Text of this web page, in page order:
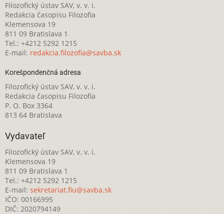
Filozofický ústav SAV, v. v. i.
Redakcia časopisu Filozofia
Klemensova 19
811 09 Bratislava 1
Tel.: +4212 5292 1215
E-mail: redakcia.filozofia@savba.sk
Korešpondenčná adresa
Filozofický ústav SAV, v. v. i.
Redakcia časopisu Filozofia
P. O. Box 3364
813 64 Bratislava
Vydavateľ
Filozofický ústav SAV, v. v. i.
Klemensova 19
811 09 Bratislava 1
Tel.: +4212 5292 1215
E-mail: sekretariat.fiu@savba.sk
IČO: 00166995
DIČ: 2020794149